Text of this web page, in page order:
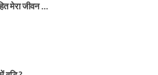
मेरा जीवन …